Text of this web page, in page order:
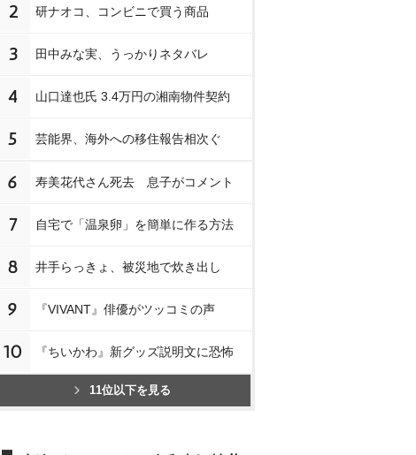
2 研ナオコ、コンビニで買う商品
3 田中みな実、うっかりネタバレ
4 山口達也氏 3.4万円の湘南物件契約
5 芸能界、海外への移住報告相次ぐ
6 寿美花代さん死去 息子がコメント
7 自宅で「温泉卵」を簡単に作る方法
8 井手らっきょ、被災地で炊き出し
9 『VIVANT』俳優がツッコミの声
10 『ちいかわ』新グッズ説明文に恐怖
11位以下を見る